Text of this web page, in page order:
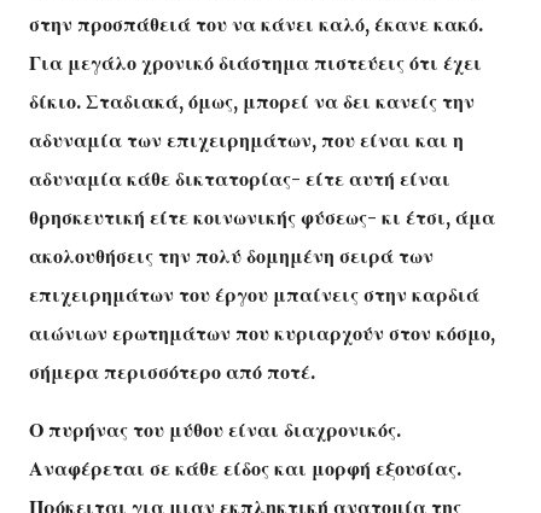
στην προσπάθειά του να κάνει καλό, έκανε κακό.
Για μεγάλο χρονικό διάστημα πιστεύεις ότι έχει
δίκιο. Σταδιακά, όμως, μπορεί να δει κανείς την
αδυναμία των επιχειρημάτων, που είναι και η
αδυναμία κάθε δικτατορίας- είτε αυτή είναι
θρησκευτική είτε κοινωνικής φύσεως- κι έτσι, άμα
ακολουθήσεις την πολύ δομημένη σειρά των
επιχειρημάτων του έργου μπαίνεις στην καρδιά
αιώνιων ερωτημάτων που κυριαρχούν στον κόσμο,
σήμερα περισσότερο από ποτέ.
Ο πυρήνας του μύθου είναι διαχρονικός.
Αναφέρεται σε κάθε είδος και μορφή εξουσίας.
Πρόκειται για μιαν εκπληκτική ανατομία της